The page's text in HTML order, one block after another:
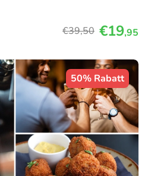
€39,50 €19,95
50% Rabatt